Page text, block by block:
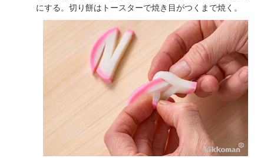
にする。切り餅はトースターで焼き目がつくまで焼く。